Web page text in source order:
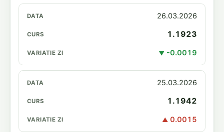
26.03.2026
1.1923
▼ -0.0019
25.03.2026
1.1942
▲ 0.0015